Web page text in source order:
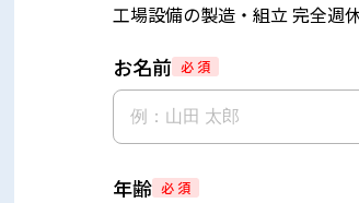
工場設備の製造・組立 完全週
お名前 必 須
年齢 必 須